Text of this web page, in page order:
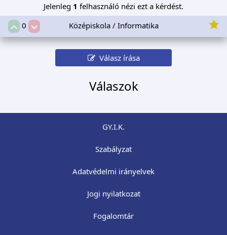
Jelenleg 1 felhasználó nézi ezt a kérdést.
0
Középiskola / Informatika
Válasz írása
Válaszok
GY.I.K.
Szabályzat
Adatvédelmi irányelvek
Jogi nyilatkozat
Fogalomtár